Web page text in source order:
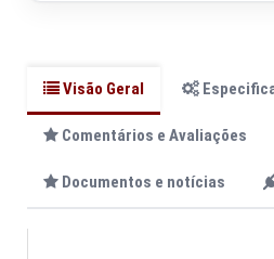
Visão Geral
Comentários e Avaliações
Documentos e notícias